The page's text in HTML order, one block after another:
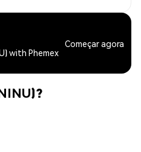
with Phemex
Começar agora